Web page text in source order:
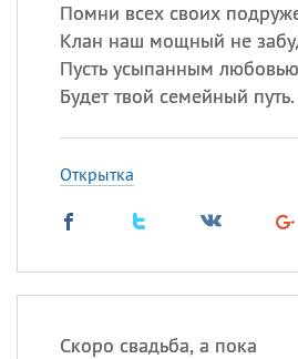
Помни всех своих
Клан наш мощный не
Пусть усыпанным любовью
Будет твой семейный путь.
Открытка
Скоро свадьба, а пока
Еще